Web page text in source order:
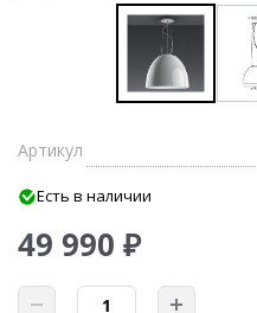
Артикул
Есть в наличии
49 990 ₽